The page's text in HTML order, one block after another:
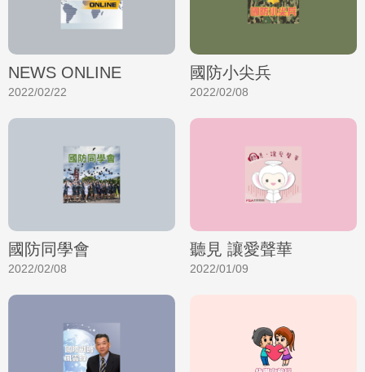
NEWS ONLINE
2022/02/22
國防小尖兵
2022/02/08
國防同學會
2022/02/08
聽見 讓愛聲華
2022/01/09